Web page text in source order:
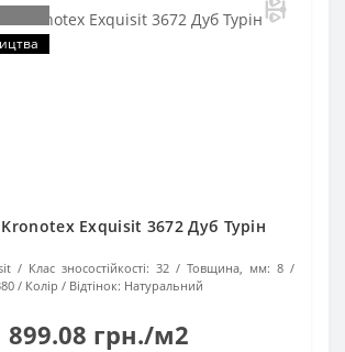
Exquisit 3672 Дуб Турін
Клас зносостійкості: 32 Товщина, мм: 8
Колір / Відтінок: Натуральний
899.08 грн./м2